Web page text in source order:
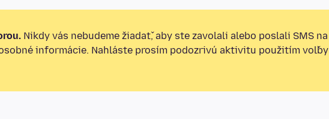
Nikdy vás nebudeme žiadať, aby ste zavolali alebo poslali SMS na
informácie. Nahláste prosím podozrivú aktivitu použitím voľby